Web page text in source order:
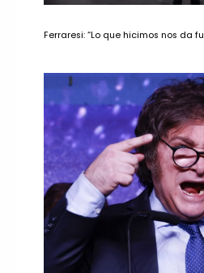
Ferraresi: “Lo que hicimos nos da